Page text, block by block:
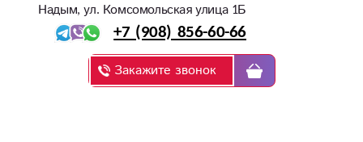
Надым, ул. Комсомольская улица 1Б
+7 (908) 856-60-66
Закажите звонок